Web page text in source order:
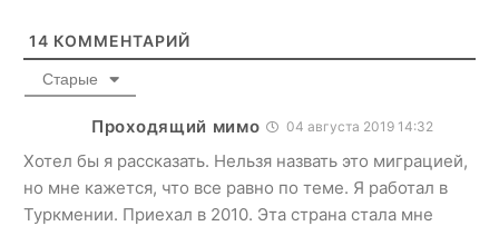
14 КОММЕНТАРИЙ
Старые
Проходящий мимо 04 августа 2019 14:32
Хотел бы я рассказать. Нельзя назвать это миграцией,
но мне кажется, что все равно по теме. Я работал в
Туркмении. Приехал в 2010. Эта страна стала мне